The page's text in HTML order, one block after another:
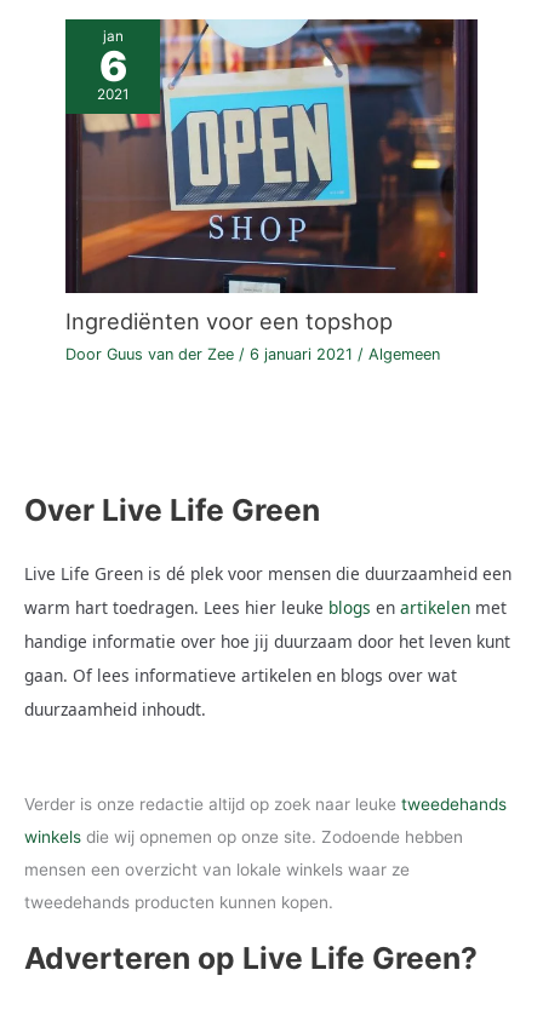
jan
6
2021
Ingrediënten voor een topshop
DoorGuus van der Zee /6 januari 2021 /Algemeen
Over Live Life Green
Live Life Green is dé plek voor mensen die duurzaamheid een
warm hart toedragen. Lees hier leuke blogs en artikelen met
handige informatie over hoe jij duurzaam door het leven kunt
gaan. Of lees informatieve artikelen en blogs over wat
duurzaamheid inhoudt.
Verder is onze redactie altijd op zoek naar leuke tweedehands
winkels die wij opnemen op onze site. Zodoende hebben
mensen een overzicht van lokale winkels waar ze
tweedehands producten kunnen kopen.
Adverteren op Live Life Green?